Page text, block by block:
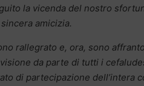
la vicenda del nostro
amicizia.
rallegrato e, ora, sono
da parte di tutti i
di partecipazione dell’intera